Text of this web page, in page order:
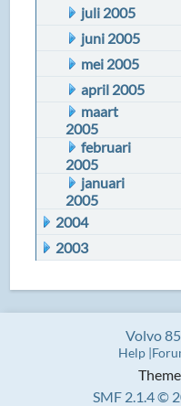
juli 2005
juni 2005
mei 2005
april 2005
maart
2005
februari
2005
januari
2005
2004
2003
SMF 2.1.4 ©
Volvo
Help